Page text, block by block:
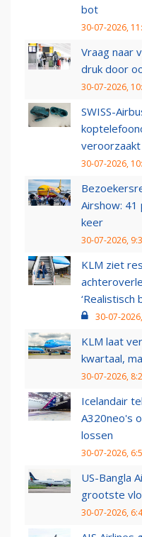
bot
30-07-2026,
Vraag naar
druk door
30-07-2026,
SWISS-
veroorzaakt
30-07-2026,
Airshow:
keer
30-07-2026,
KLM ziet
‘Realistisch
30-07-
KLM laat
kwartaal,
30-07-2026,
Icelandair
A320neo's
lossen
30-07-2026,
US-Bangla
grootste
30-07-2026,